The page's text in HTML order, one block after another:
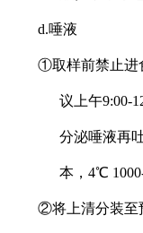
d.唾液
①取样前禁止进
议上午9:00-
分泌唾液再
本，4℃
②将上清分装至